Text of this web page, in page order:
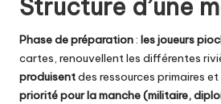
Structure d’une
Phase de préparation: les joueurs
cartes, renouvellent les différentes
produisentdes ressources primaires et
priorité pour la manche (militaire,